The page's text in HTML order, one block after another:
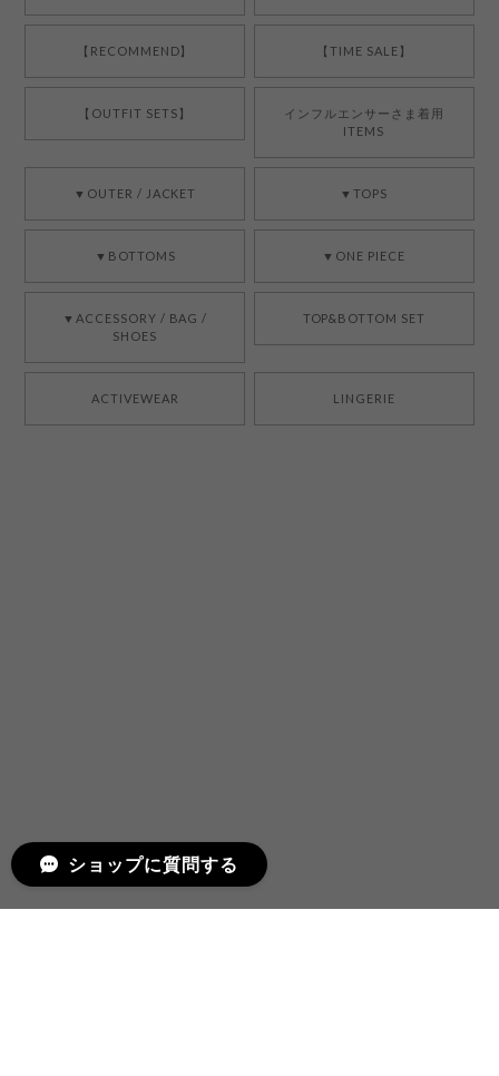
【RECOMMEND】 【TIME SALE】
【OUTFIT SETS】
インフルエンサーさま着用
ITEMS
▼OUTER / JACKET ▼TOPS
▼BOTTOMS ▼ONE PIECE
▼ACCESSORY / BAG /
SHOES
TOP&BOTTOM SET
ACTIVEWEAR LINGERIE
ショップに質問する